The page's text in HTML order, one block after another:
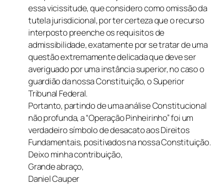
essa vicissitude, que considero como omissão da
tutela jurisdicional, por ter certeza que o recurso
interposto preenche os requisitos de
admissibilidade, exatamente por se tratar de uma
questão extremamente delicada que deve ser
averiguado por uma instância superior, no caso o
guardião da nossa Constituição, o Superior
Tribunal Federal.
Portanto, partindo de uma análise Constitucional
não profunda, a “Operação Pinheirinho” foi um
verdadeiro símbolo de desacato aos Direitos
Fundamentais, positivados na nossa Constituição.
Deixo minha contribuição,
Grande abraço,
Daniel Cauper